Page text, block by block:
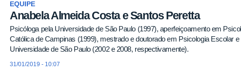
EQUIPE
Anabela Almeida Costa e Santos Peretta
Psicóloga pela Universidade de São Paulo (1997), aperfeiçoamento em
Católica de Campinas (1999), mestrado e doutorado em Psicologia Escolar
Universidade de São Paulo (2002 e 2008, respectivamente).
31/01/2019 - 10:07